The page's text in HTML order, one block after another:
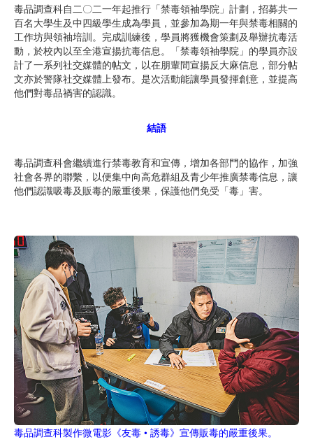
毒品調查科自二〇二一年起推行「禁毒領袖學院」計劃，招募共一
百名大學生及中四級學生成為學員，並參加為期一年與禁毒相關的
工作坊與領袖培訓。完成訓練後，學員將獲機會策劃及舉辦抗毒活
動，於校內以至全港宣揚抗毒信息。「禁毒領袖學院」的學員亦設
計了一系列社交媒體的帖文，以在朋輩間宣揚反大麻信息，部分帖
文亦於警隊社交媒體上發布。是次活動能讓學員發揮創意，並提高
他們對毒品禍害的認識。
結語
毒品調查科會繼續進行禁毒教育和宣傳，增加各部門的協作，加強
社會各界的聯繫，以便集中向高危群組及青少年推廣禁毒信息，讓
他們認識吸毒及販毒的嚴重後果，保護他們免受「毒」害。
毒品調查科製作微電影《友毒 • 誘毒》宣傳販毒的嚴重後果。